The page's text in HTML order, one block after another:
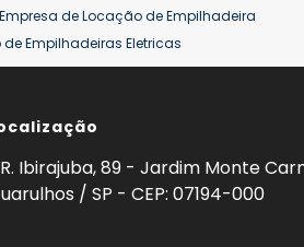
Empresa de Locação de Empilhadeira
Empilhadeiras Eletricas
de Empilhadeiras
Empilhadeira Hyster
ton Venda Empilhadeiras 25 ton
R. Ibirajuba, 89 - Jardim Monte
/ SP - CEP: 07194-000